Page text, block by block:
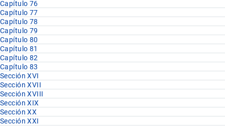
Capítulo 76
Capítulo 77
Capítulo 78
Capítulo 79
Capítulo 80
Capítulo 81
Capítulo 82
Capítulo 83
Sección XVI
Sección XVII
Sección XVIII
Sección XIX
Sección XX
Sección XXI